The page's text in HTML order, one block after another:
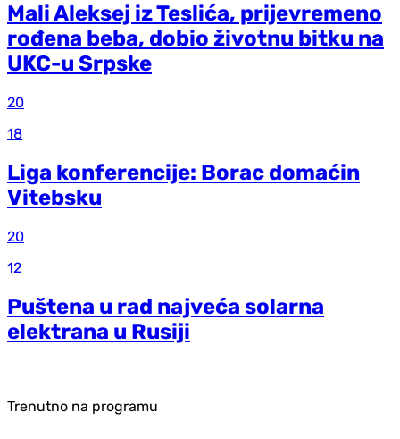
Mali Aleksej iz Teslića, prijevremeno
rođena beba, dobio životnu bitku na
UKC-u Srpske
20
18
Liga konferencije: Borac domaćin
Vitebsku
20
12
Puštena u rad najveća solarna
elektrana u Rusiji
Trenutno na programu